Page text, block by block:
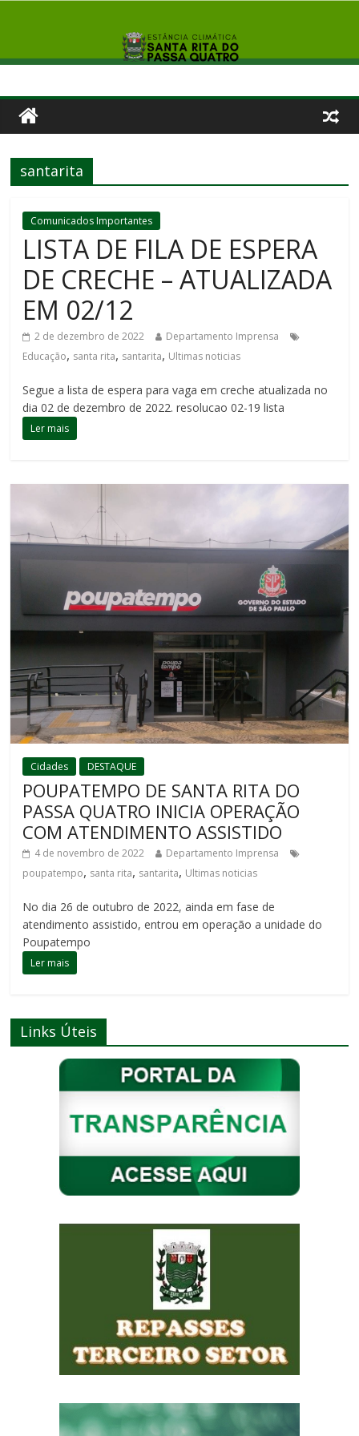
santarita
Comunicados Importantes
LISTA DE FILA DE ESPERA
DE CRECHE – ATUALIZADA
EM 02/12
2 de dezembro de 2022
Departamento Imprensa
Educação, santa rita, santarita, Ultimas noticias
Segue a lista de espera para vaga em creche atualizada no
dia 02 de dezembro de 2022. resolucao 02-19 lista
Ler mais
Cidades DESTAQUE
POUPATEMPO DE SANTA RITA DO
PASSA QUATRO INICIA OPERAÇÃO
COM ATENDIMENTO ASSISTIDO
4 de novembro de 2022
Departamento Imprensa
poupatempo, santa rita, santarita, Ultimas noticias
No dia 26 de outubro de 2022, ainda em fase de
atendimento assistido, entrou em operação a unidade do
Poupatempo
Ler mais
Links Úteis